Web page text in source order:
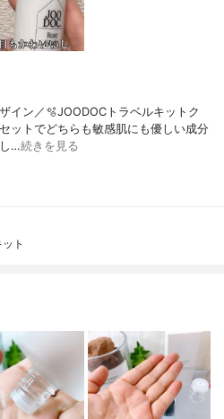
イン／🫧JOODOCトラベルキットク
ットでどちらも敏感肌にも優しい成分
…続きを見る
ト